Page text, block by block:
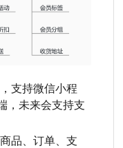
， 支持微信小程
，未来会支持支
品、订单、支